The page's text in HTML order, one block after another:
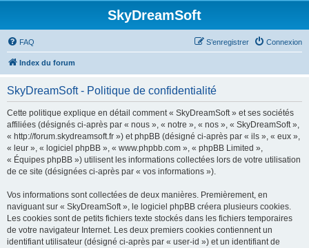
SkyDreamSoft
FAQ Connexion
S’enregistrer
Index du forum
SkyDreamSoft - Politique de confidentialité
Cette politique explique en détail comment « SkyDreamSoft » et ses sociétés
affiliées (désignés ci-après par « nous », « notre », « nos », « SkyDreamSoft »,
« http://forum.skydreamsoft.fr ») et phpBB (désigné ci-après par « ils », « eux »,
« leur », « logiciel phpBB », « www.phpbb.com », « phpBB Limited »,
« Équipes phpBB ») utilisent les informations collectées lors de votre utilisation
de ce site (désignées ci-après par « vos informations »).
Vos informations sont collectées de deux manières. Premièrement, en
naviguant sur « SkyDreamSoft », le logiciel phpBB créera plusieurs cookies.
Les cookies sont de petits fichiers texte stockés dans les fichiers temporaires
de votre navigateur Internet. Les deux premiers cookies contiennent un
identifiant utilisateur (désigné ci-après par « user-id ») et un identifiant de